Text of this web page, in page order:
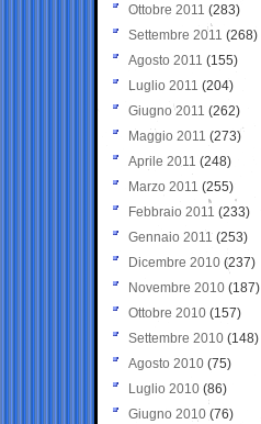
Ottobre 2011 (283)
Settembre 2011 (268)
Agosto 2011 (155)
Luglio 2011 (204)
Giugno 2011 (262)
Maggio 2011 (273)
Aprile 2011 (248)
Marzo 2011 (255)
Febbraio 2011 (233)
Gennaio 2011 (253)
Dicembre 2010 (237)
Novembre 2010 (187)
Ottobre 2010 (157)
Settembre 2010 (148)
Agosto 2010 (75)
Luglio 2010 (86)
Giugno 2010 (76)